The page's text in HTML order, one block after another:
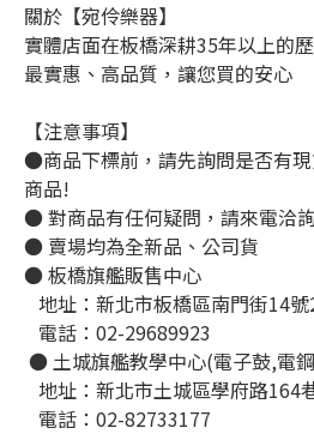
關於【宛伶樂器】
實體店面在板橋深耕35年以上的
最實惠、高品質，讓您買的安心
【注意事項】
●商品下標前，請先詢問是否有
商品!
● 對商品有任何疑問，請來電洽
● 賣場均為全新品、公司貨
● 板橋旗艦販售中心
地址：新北市板橋區南門街14
   電話：02-29689923
● 土城旗艦教學中心(電子鼓,電
地址：新北市土城區學府路164
   電話：02-82733177